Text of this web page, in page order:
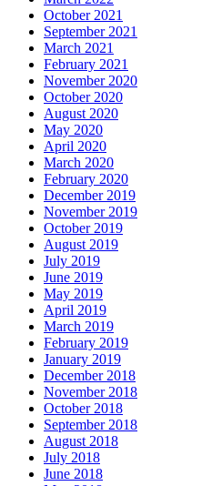
October 2021
September 2021
March 2021
February 2021
November 2020
October 2020
August 2020
May 2020
April 2020
March 2020
February 2020
December 2019
November 2019
October 2019
August 2019
July 2019
June 2019
May 2019
April 2019
March 2019
February 2019
January 2019
December 2018
November 2018
October 2018
September 2018
August 2018
July 2018
June 2018